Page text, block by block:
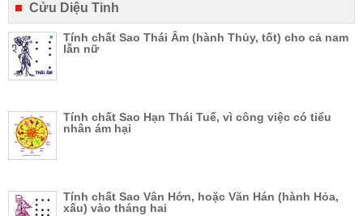
Cửu Diệu Tinh
Tính chất Sao Thái Âm (hành Thủy, tốt) cho cả nam
lẫn nữ
Tính chất Sao Hạn Thái Tuế, vì công việc có tiểu
nhân ám hại
Tính chất Sao Vân Hớn, hoặc Văn Hán (hành Hỏa,
xấu) vào tháng hai